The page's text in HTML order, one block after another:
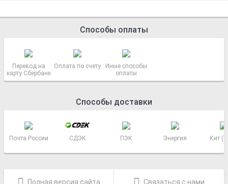
Способы оплаты
Перевод на
карту Сбербанк
Оплата по счету
Иные способы
оплаты
Способы доставки
Почта России СДЭК ПЭК Энергия Кит
Полная версия сайта Связаться с нами